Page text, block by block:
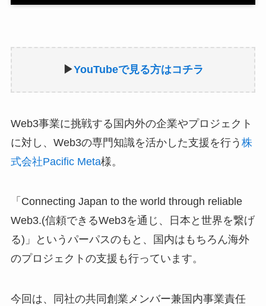
▶︎YouTubeで見る方はコチラ
Web3事業に挑戦する国内外の企業やプロジェクト
に対し、Web3の専門知識を活かした支援を行う 株
式会社Pacific Meta様。
「Connecting Japan to the world through reliable
Web3.(信頼できるWeb3を通じ、日本と世界を繋げ
る)」というパーパスのもと、国内はもちろん海外
のプロジェクトの支援も行っています。
今回は、同社の共同創業メンバー兼国内事業責任